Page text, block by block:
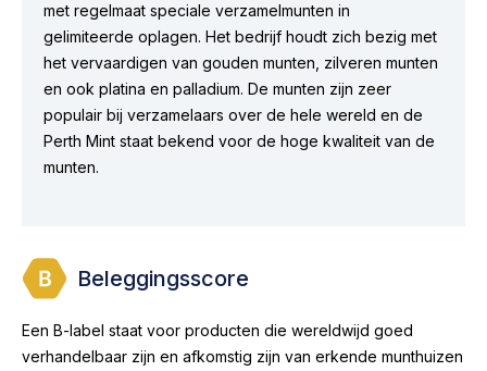
met regelmaat speciale verzamelmunten in
gelimiteerde oplagen. Het bedrijf houdt zich bezig met
het vervaardigen van gouden munten, zilveren munten
en ook platina en palladium. De munten zijn zeer
populair bij verzamelaars over de hele wereld en de
Perth Mint staat bekend voor de hoge kwaliteit van de
munten.
Beleggingsscore
Een B-label staat voor producten die wereldwijd goed
verhandelbaar zijn en afkomstig zijn van erkende munthuizen